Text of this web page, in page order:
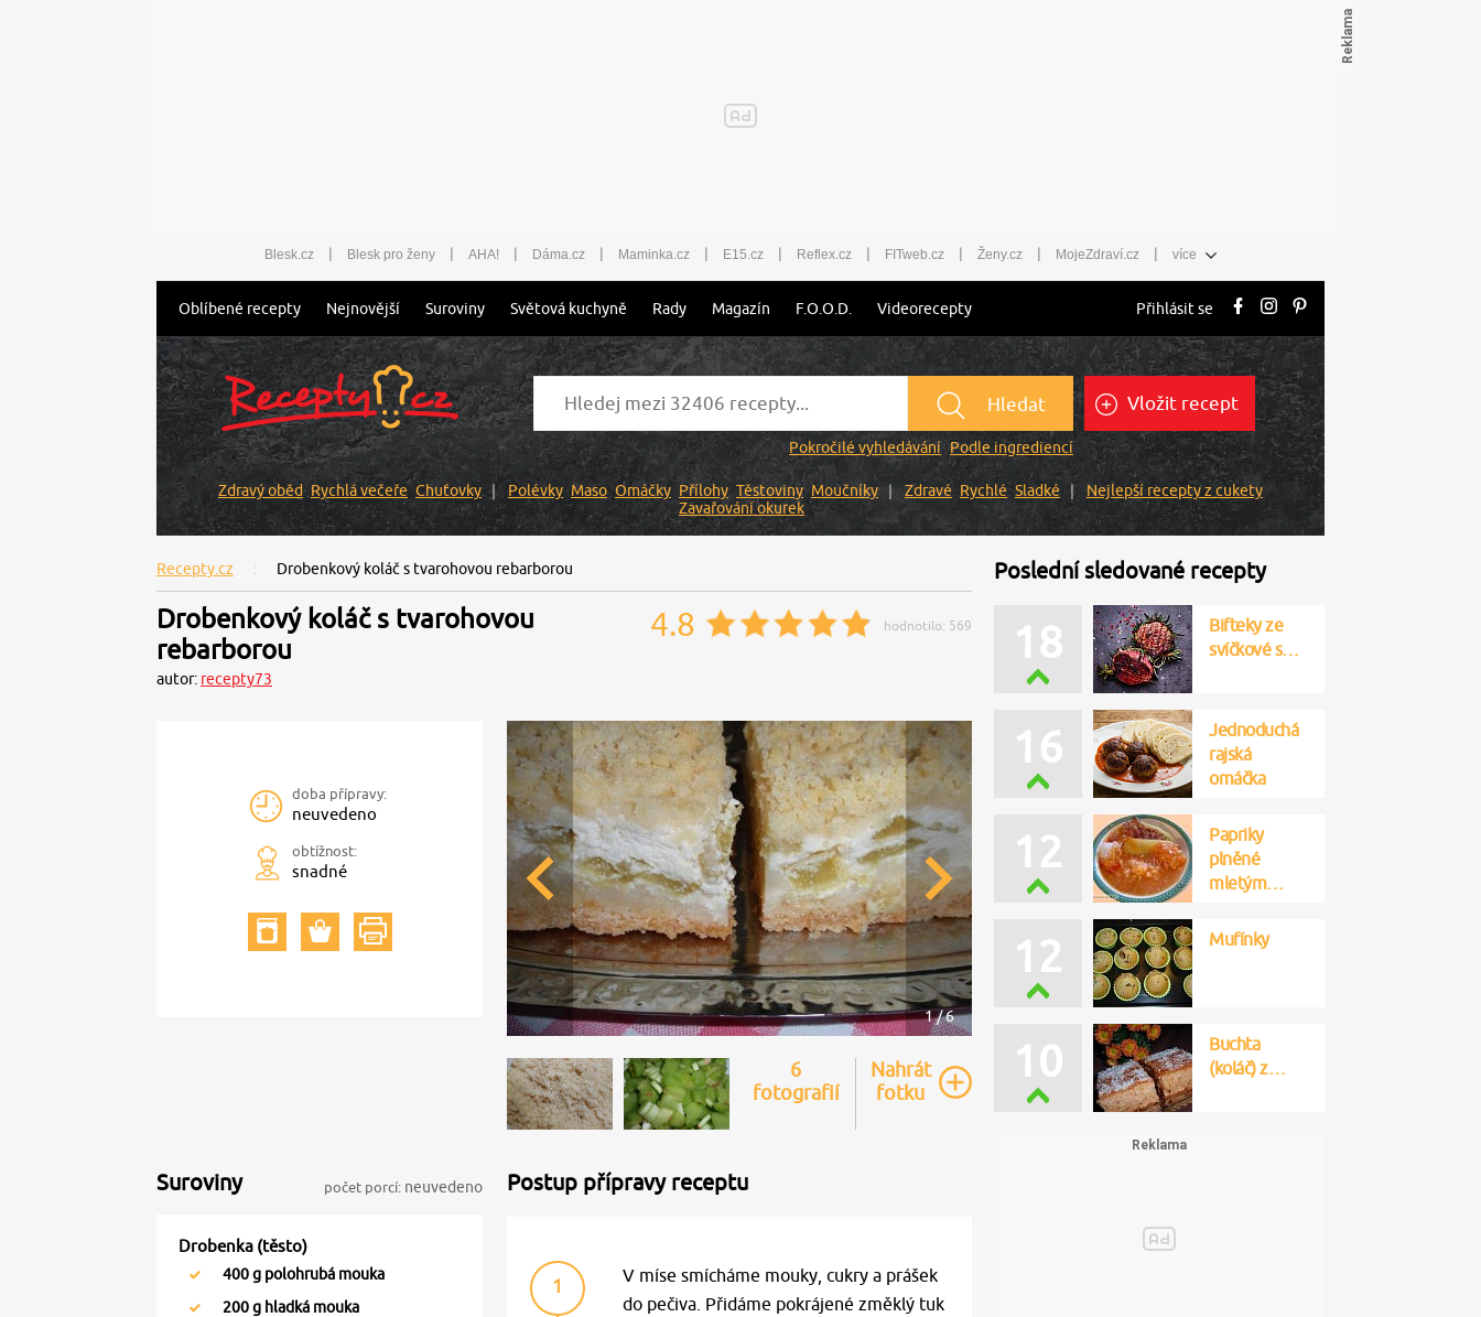
Blesk.cz | Blesk pro ženy | AHA! | Dáma.cz | Maminka.cz | E15.cz | Reflex.cz | FITweb.cz | Ženy.cz | MojeZdraví.cz | více
Oblíbené recepty Nejnovější Suroviny Světová kuchyně Rady Magazín F.O.O.D. Videorecepty Přihlásit se
Hledat
Pokročilé vyhledávání Podle ingrediencí
Vložit recept
Zdravý oběd Rychlá večeře Chuťovky Polévky Maso Omáčky Přílohy Těstoviny Moučníky Zdravé Rychlé Sladké
Nejlepší recepty z cukety
Zavařování okurek
Recepty.cz Drobenkový koláč s tvarohovou rebarborou
Drobenkový koláč s tvarohovou
rebarborou
autor: recepty73
4.8 hodnotilo: 569
doba přípravy:
neuvedeno
obtížnost:
snadné
1 / 6
6
fotografií
Nahrát
fotku
Suroviny počet porcí: neuvedeno
Drobenka (těsto)
400g polohrubá mouka
200g hladká mouka
Postup přípravy receptu
1
V míse smícháme mouky, cukry a prášek
do pečiva. Přidáme pokrájené změklý tuk
Poslední sledované recepty
18
Bifteky ze
svíčkové s…
16
Jednoduchá
rajská
omáčka
12
Papriky
plněné
mletým…
10
Buchta
(koláč) z…
12 Mufínky